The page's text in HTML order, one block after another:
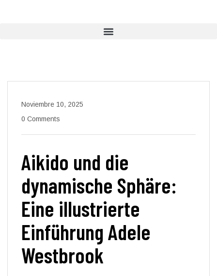
Noviembre 10, 2025
0 Comments
Aikido und die
dynamische Sphäre:
Eine illustrierte
Einführung Adele
Westbrook